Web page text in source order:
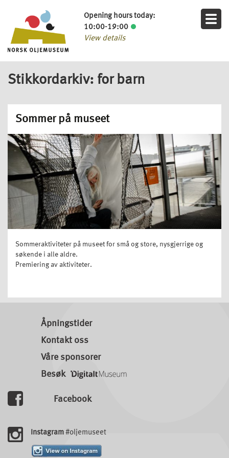
Opening hours today:
10:00-19:00
View details
Stikkordarkiv: for barn
Sommer på museet
Sommeraktiviteter på museet for små og store, nysgjerrige og
søkende i alle aldre.
Premiering av aktiviteter.
Åpningstider
Kontakt oss
Våre sponsorer
Besøk
Facebook
Instagram#oljemuseet